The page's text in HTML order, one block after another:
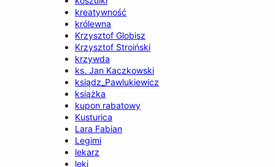
kreatywność
królewna
Krzysztof Globisz
Krzysztof Stroiński
krzywda
ks. Jan Kaczkowski
ksiądz_Pawlukiewicz
książka
kupon rabatowy
Kusturica
Lara Fabian
Legimi
lekarz
leki